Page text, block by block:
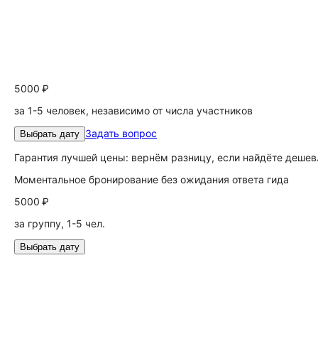
5000 ₽
за 1-5 человек, независимо от числа участников
Выбрать дату Задать вопрос
Гарантия лучшей цены: вернём разницу, если найдёте
Моментальное бронирование без ожидания ответа гида
5000 ₽
за группу, 1-5 чел.
Выбрать дату